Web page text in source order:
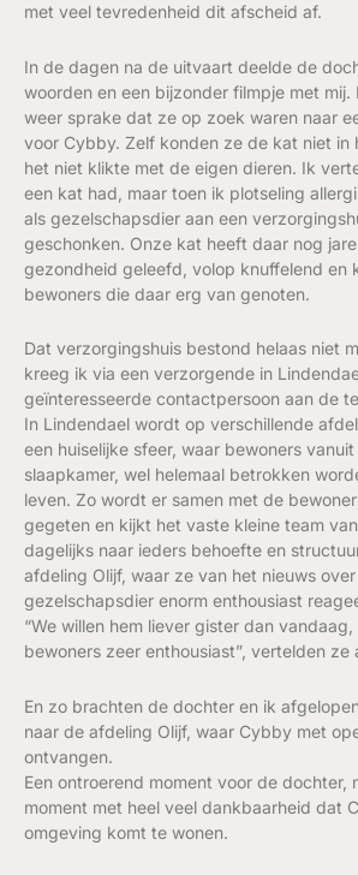
met veel tevredenheid dit afscheid af.
In de dagen na de uitvaart deelde de
woorden en een bijzonder filmpje met mij.
weer sprake dat ze op zoek waren naar
voor Cybby. Zelf konden ze de kat niet in
het niet klikte met de eigen dieren. Ik
een kat had, maar toen ik plotseling
als gezelschapsdier aan een
geschonken. Onze kat heeft daar nog
gezondheid geleefd, volop knuffelend en
bewoners die daar erg van genoten.
Dat verzorgingshuis bestond helaas niet
kreeg ik via een verzorgende in
geïnteresseerde contactpersoon aan de
In Lindendael wordt op verschillende
een huiselijke sfeer, waar bewoners
slaapkamer, wel helemaal betrokken
leven. Zo wordt er samen met de
gegeten en kijkt het vaste kleine team
dagelijks naar ieders behoefte en
afdeling Olijf, waar ze van het nieuws
gezelschapsdier enorm enthousiast
“We willen hem liever gister dan
bewoners zeer enthousiast”, vertelden ze
En zo brachten de dochter en ik
naar de afdeling Olijf, waar Cybby met
ontvangen.
Een ontroerend moment voor de dochter,
moment met heel veel dankbaarheid dat
omgeving komt te wonen.